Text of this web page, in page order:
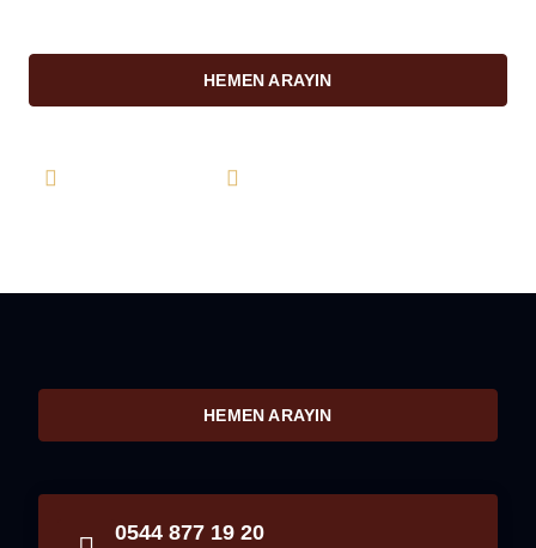
HEMEN ARAYIN
HEMEN ARAYIN
0544 877 19 20